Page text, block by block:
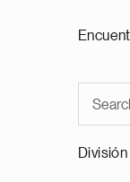
División